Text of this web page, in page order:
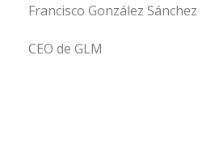
Francisco González Sánchez
CEO de GLM